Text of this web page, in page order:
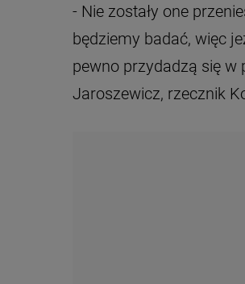
- Nie zostały one
będziemy badać, więc
pewno przydadzą się
Jaroszewicz, rzecznik